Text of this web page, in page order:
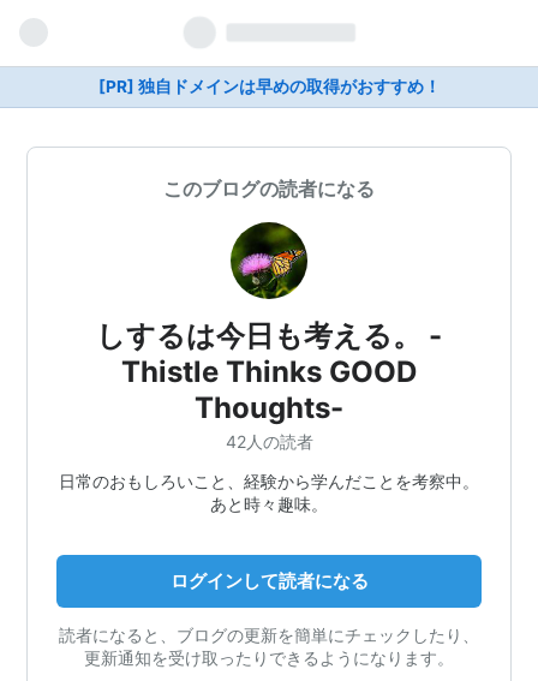
[PR] 独自ドメインは早めの取得がおすすめ！
このブログの読者になる
しするは今日も考える。 -
Thistle Thinks GOOD
Thoughts-
42人の読者
日常のおもしろいこと、経験から学んだことを考察中。
あと時々趣味。
ログインして読者になる
読者になると、ブログの更新を簡単にチェックしたり、
更新通知を受け取ったりできるようになります。